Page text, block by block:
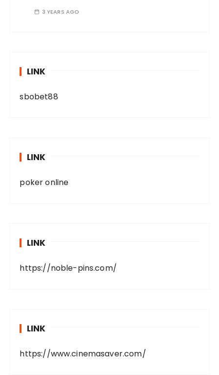
3 YEARS AGO
LINK
sbobet88
LINK
poker online
LINK
https://noble-pins.com/
LINK
https://www.cinemasaver.com/